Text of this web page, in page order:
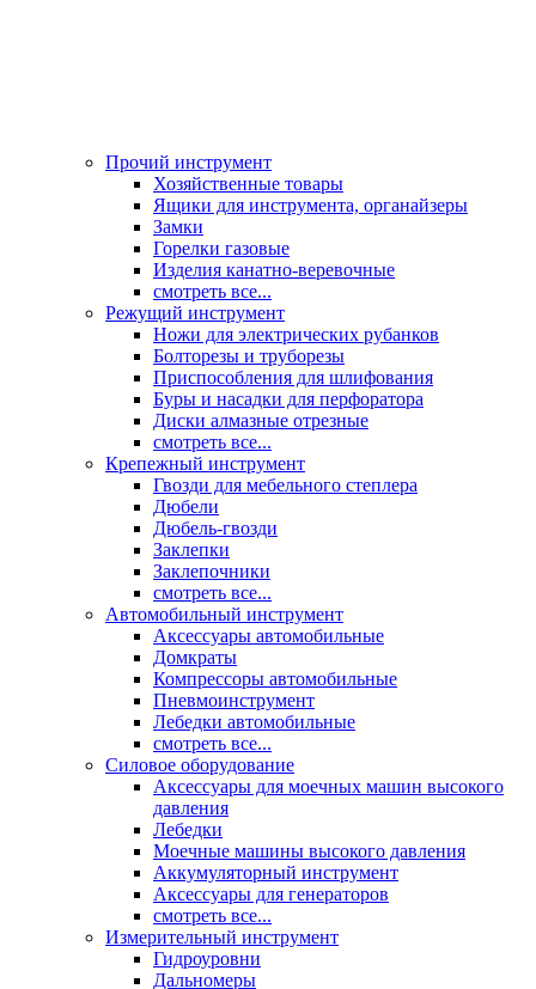
Прочий инструмент
Хозяйственные товары
Ящики для инструмента, органайзеры
Замки
Горелки газовые
Изделия канатно-веревочные
смотреть все...
Режущий инструмент
Ножи для электрических рубанков
Болторезы и труборезы
Приспособления для шлифования
Буры и насадки для перфоратора
Диски алмазные отрезные
смотреть все...
Крепежный инструмент
Гвозди для мебельного степлера
Дюбели
Дюбель-гвозди
Заклепки
Заклепочники
смотреть все...
Автомобильный инструмент
Аксессуары автомобильные
Домкраты
Компрессоры автомобильные
Пневмоинструмент
Лебедки автомобильные
смотреть все...
Силовое оборудование
Аксессуары для моечных машин высокого
давления
Лебедки
Моечные машины высокого давления
Аккумуляторный инструмент
Аксессуары для генераторов
смотреть все...
Измерительный инструмент
Гидроуровни
Дальномеры